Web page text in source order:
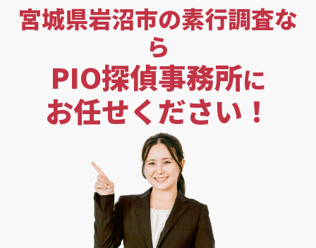
宮城県岩沼市の素行調査な
ら
PIO探偵事務所に
お任せください！